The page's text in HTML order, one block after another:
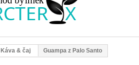
Káva & čaj Guampa z Palo Santo